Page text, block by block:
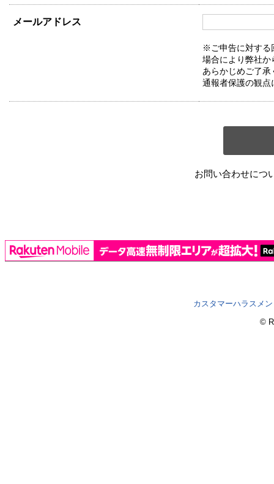
メールアドレス
※ご申告に対する
場合により弊社か
あらかじめご了承
通報者保護の観点
お問い合わせにつ
カスタマーハラスメ
©